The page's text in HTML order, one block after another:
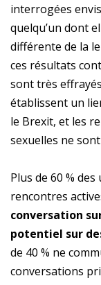
interrogées
quelqu’un dont
différente de la
ces résultats
sont très
établissent un
le Brexit, et les
sexuelles ne
Plus de 60 %
rencontres
conversation
potentiel sur
de 40 % ne
conversations